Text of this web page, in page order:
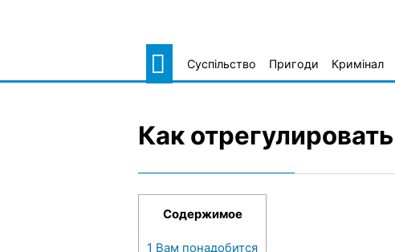
Суспільство Пригоди Кримінал
Как
Содержимое
1 Вам понадобится